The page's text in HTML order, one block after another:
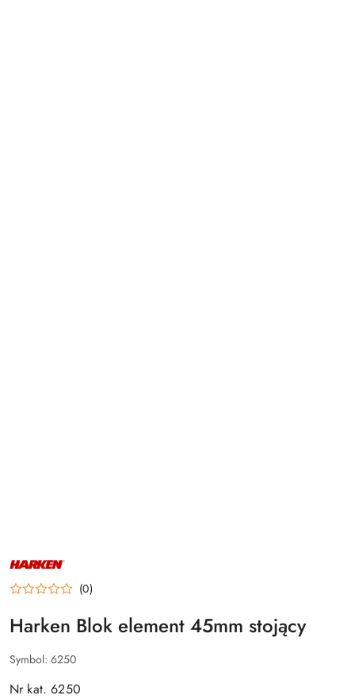
NAZWA
PRODUCENTA:
HARKEN (0)
Harken Blok element 45mm stojący
Symbol: 6250
Nr kat. 6250